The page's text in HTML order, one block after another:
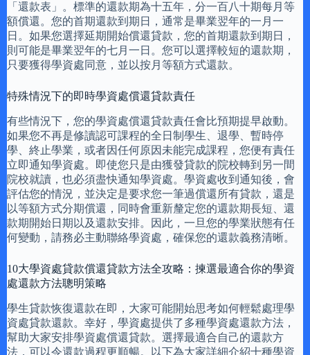
「還款表」。標準的還款期為十五年，分一百八十期每月等
額償還。您的首期還款到期日，通常是畢業翌年的一月一
日。如果您選擇延期開始償還貸款，您的首期還款到期日，
則可能是畢業翌年的七月一日。您可以選擇較短的還款期，
只要獲得學資處同意，並以按月等額方式還款。
特殊情況下的即時學資處償還貸款責任
有些情況下，您的學資處償還貸款責任會比預期提早啟動。
如果您不再是修讀認可課程的全日制學生、退學、暫時停
學、終止學業，或者因任何原因未能完成課程，您便有責任
立即通知學資處。即使您只是由獲發貸款的院校轉到另一間
院校就讀，也必須盡快通知學資處。學資處收到通知後，會
評估您的情況，並決定是要求您一筆過償還所有貸款，還是
以等額方式分期償還，同時會重新釐定您的還款期長短、還
款期開始日期以及還款安排。因此，一旦您的學業狀態有任
何變動，請務必主動聯絡學資處，確保您的還款義務清晰。
10大學資處貸款償還貸款方法全攻略：揀選最適合你的學資
處還款方法聰明策略
學生貸款恢復還款在即，大家可能開始思考如何輕鬆處理學
資處貸款還款。幸好，學資處提供了多種學資處還款方法，
幫助大家安排學資處償還貸款。選擇最適合自己的還款方
法，可以令還款過程更順暢。以下為大家詳細介紹十種學資